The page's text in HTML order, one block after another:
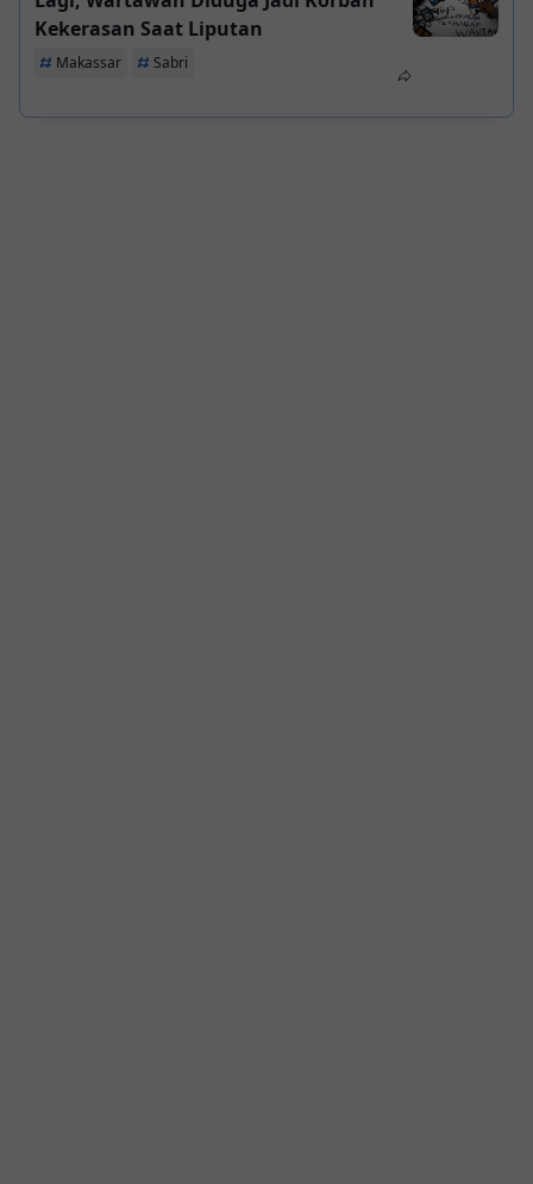
Kekerasan Saat Liputan
Makassar Sabri